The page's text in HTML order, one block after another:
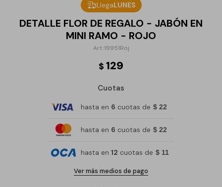
LlegaLUNES
DETALLE FLOR DE REGALO - JABÓN EN
MINI RAMO - ROJO
19951Roj
$ 129
Cuotas
hasta en 6 cuotas de $ 22
hasta en 6 cuotas de $ 22
hasta en 12 cuotas de $ 11
Ver más medios de pago